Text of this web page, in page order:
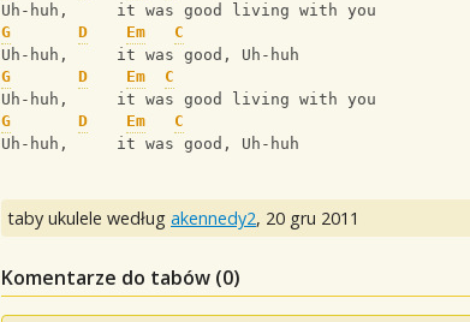
Uh-huh,     it was good living with you
G
D Em
C
Uh-huh,     it was good, Uh-huh
G
D Em
C
Uh-huh,     it was good living with you
G
D Em
C
Uh-huh,     it was good, Uh-huh
taby ukulele według akennedy2, 20 gru 2011
Komentarze do tabów (0)